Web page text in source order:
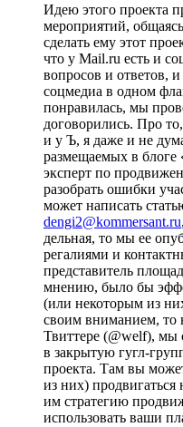
Идею этого проекта
мероприятий,
сделать ему этот
что у Mail.ru есть и
вопросов и ответов,
соцмедиа в одном
понравилась, мы
договорились. Про
и у Ъ, я даже и не
размещаемых в
эксперт по
разобрать ошибки
может написать
dengi2@kommersant.ru
дельная, то мы ее
регалиями и
представитель
мнению, было бы
(или некоторым из
своим вниманием, то
Твиттере (@welf), мы
в закрытую гугл-
проекта. Там вы
из них)
им стратегию
использовать ваши